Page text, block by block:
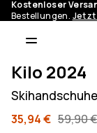
Kostenloser
Bestellungen. Jetzt
Kilo 2024
35,94 € 59,90 €